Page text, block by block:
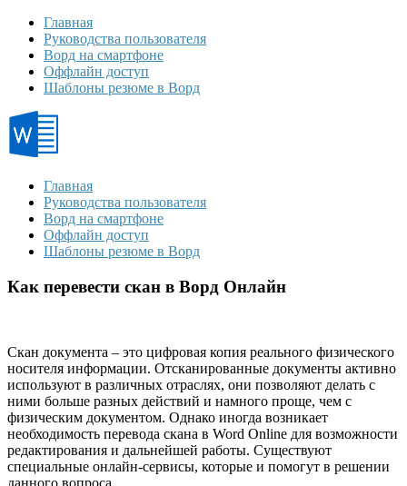
Главная
Руководства пользователя
Ворд на смартфоне
Оффлайн доступ
Шаблоны резюме в Ворд
Главная
Руководства пользователя
Ворд на смартфоне
Оффлайн доступ
Шаблоны резюме в Ворд
Как перевести скан в Ворд Онлайн
Скан документа – это цифровая копия реального физического
носителя информации. Отсканированные документы активно
используют в различных отраслях, они позволяют делать с
ними больше разных действий и намного проще, чем с
физическим документом. Однако иногда возникает
необходимость перевода скана в Word Online для возможности
редактирования и дальнейшей работы. Существуют
специальные онлайн-сервисы, которые и помогут в решении